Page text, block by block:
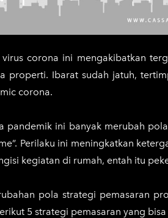
corona ini mengakibatkan
properti. Ibarat sudah jatuh,
corona.
pandemik ini banyak merubah
Perilaku ini meningkatkan
kegiatan di rumah, entah itu
pola strategi pemasaran
5 strategi pemasaran yang